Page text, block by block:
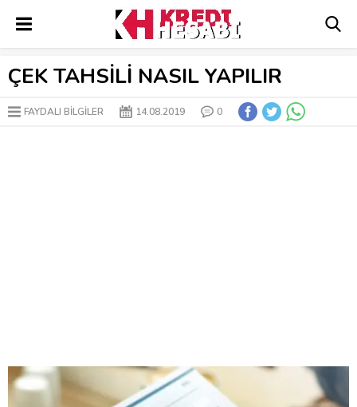
ÇEK TAHSİLİ NASIL YAPILIR
FAYDALI BİLGİLER 14.08.2019 0